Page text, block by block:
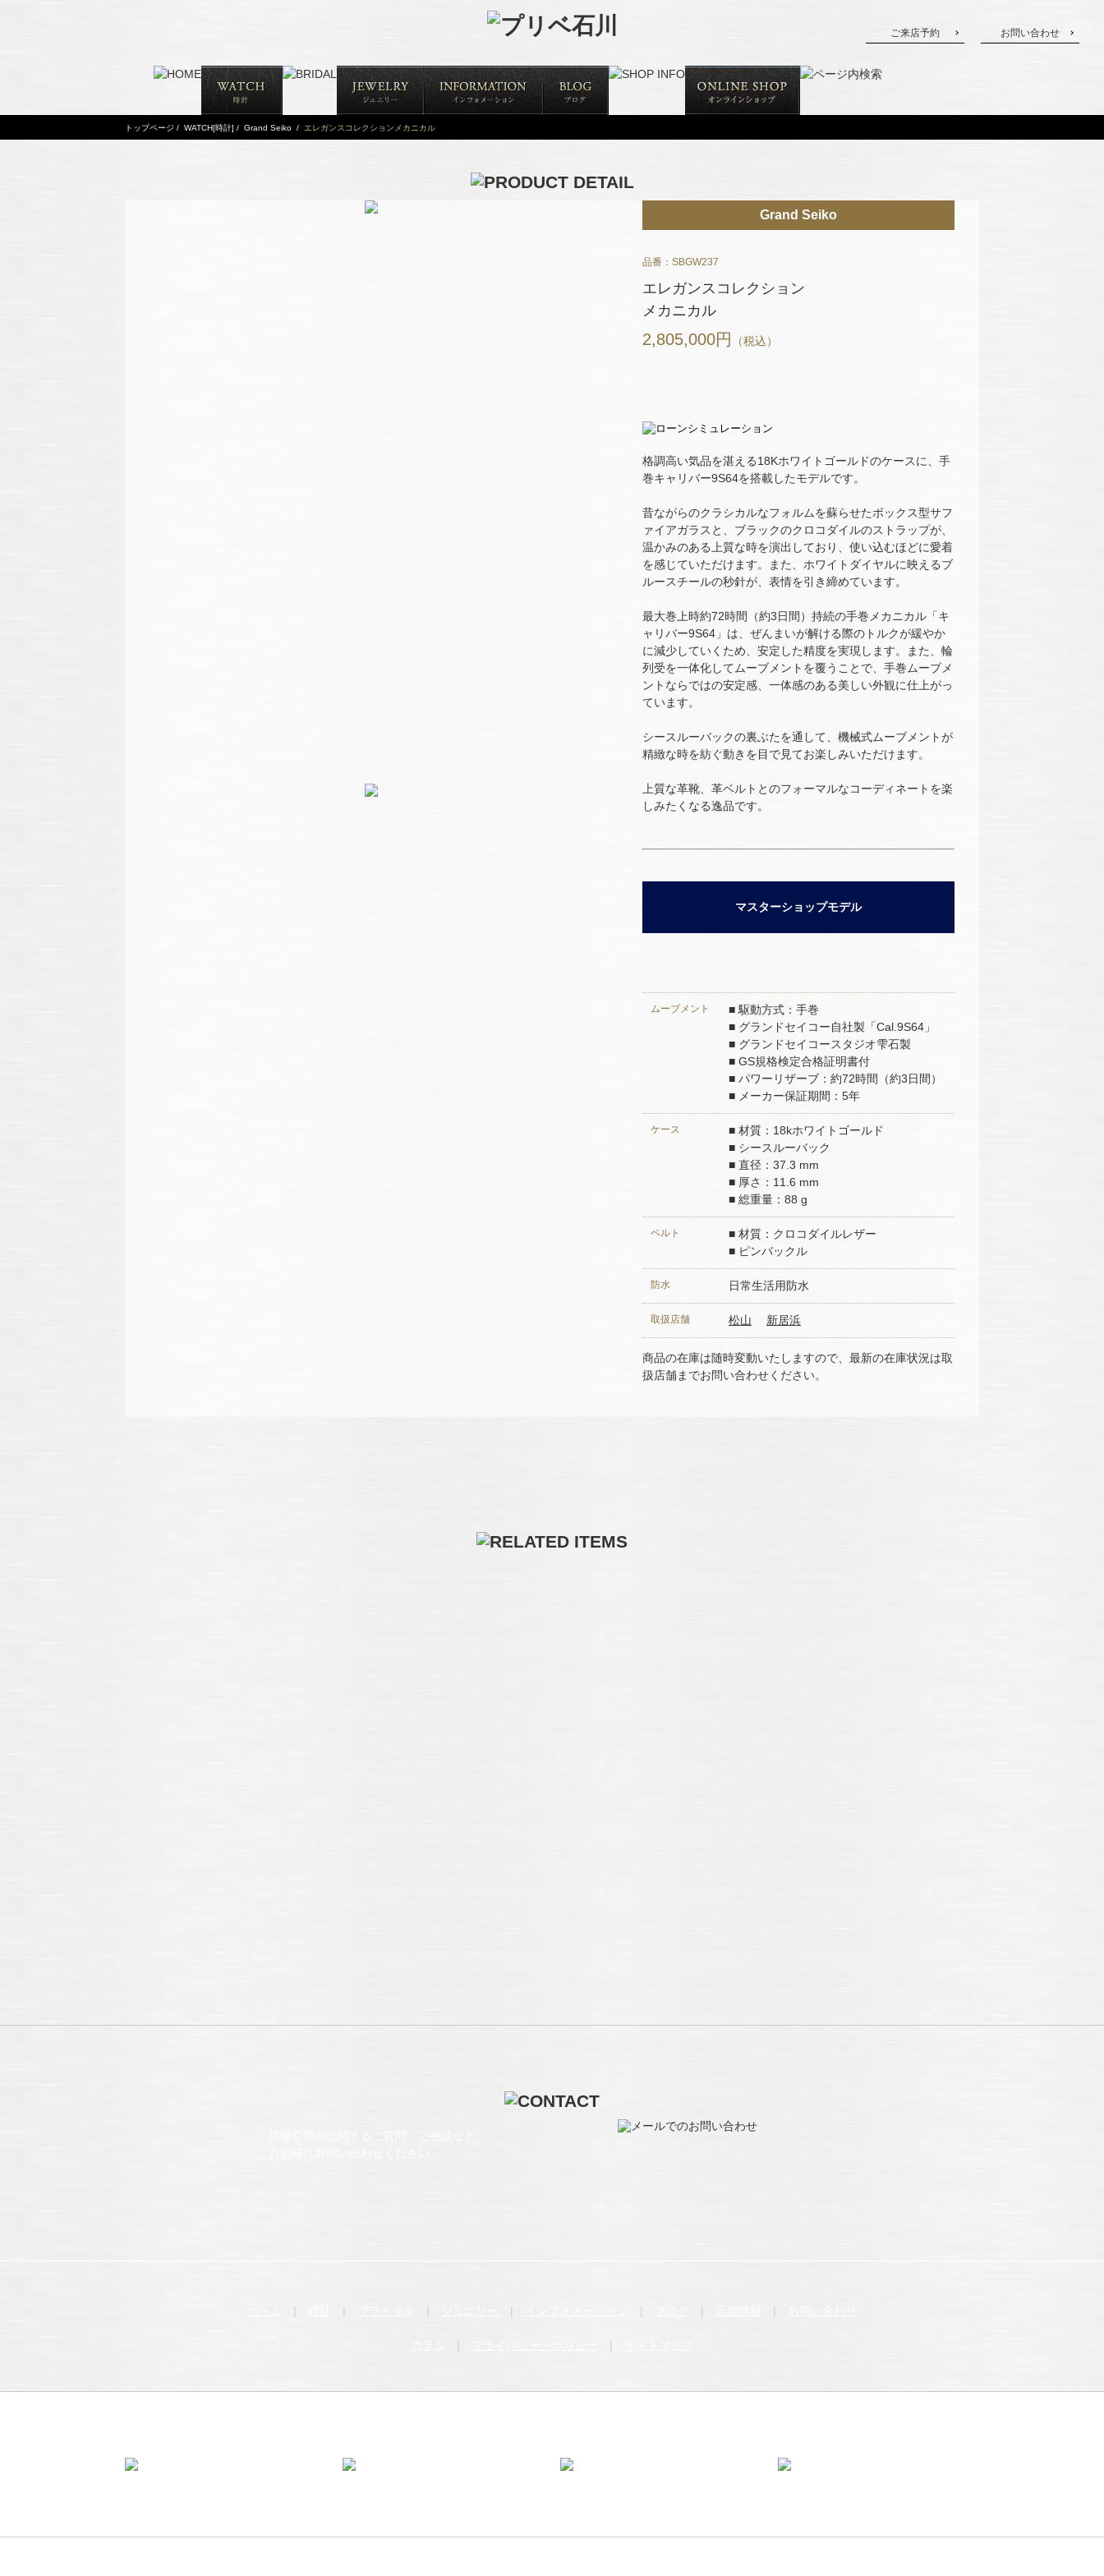
ご来店予約 お問い合わせ
トップページ / WATCH[時計] / Grand Seiko / エレガンスコレクションメカニカル
Grand Seiko
品番：SBGW237
エレガンスコレクション
メカニカル
2,805,000円 （税込）
格調高い気品を湛える18Kホワイトゴールドのケースに、手
巻キャリバー9S64を搭載したモデルです。
昔ながらのクラシカルなフォルムを蘇らせたボックス型サフ
ァイアガラスと、ブラックのクロコダイルのストラップが、
温かみのある上質な時を演出しており、使い込むほどに愛着
を感じていただけます。また、ホワイトダイヤルに映えるブ
ルースチールの秒針が、表情を引き締めています。
最大巻上時約72時間（約3日間）持続の手巻メカニカル「キ
ャリバー9S64」は、ぜんまいが解ける際のトルクが緩やか
に減少していくため、安定した精度を実現します。また、輪
列受を一体化してムーブメントを覆うことで、手巻ムーブメ
ントならではの安定感、一体感のある美しい外観に仕上がっ
ています。
シースルーバックの裏ぶたを通して、機械式ムーブメントが
精緻な時を紡ぐ動きを目で見てお楽しみいただけます。
上質な革靴、革ベルトとのフォーマルなコーディネートを楽
しみたくなる逸品です。
マスターショップモデル
ムーブメント
■ 駆動方式：手巻
■ グランドセイコー自社製「Cal.9S64」
■ グランドセイコースタジオ雫石製
■ GS規格検定合格証明書付
■ パワーリザーブ：約72時間（約3日間）
■ メーカー保証期間：5年
ケース
■ 材質：18kホワイトゴールド
■ シースルーバック
■ 直径：37.3 mm
■ 厚さ：11.6 mm
■ 総重量：88 g
ベルト
■ 材質：クロコダイルレザー
■ ピンバックル
防水 日常生活用防水
取扱店舗 松山 新居浜
商品の在庫は随時変動いたしますので、最新の在庫状況は取
扱店舗までお問い合わせください。
| | | | | | |
| |